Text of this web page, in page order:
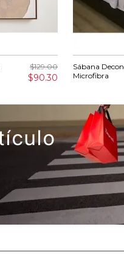
$129.00
$90.30
Sábana
Microfibra